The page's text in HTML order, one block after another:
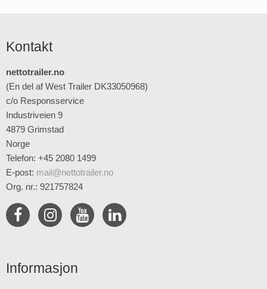
Kontakt
nettotrailer.no
(En del af West Trailer DK33050968)
c/o Responsservice
Industriveien 9
4879 Grimstad
Norge
Telefon: +45 2080 1499
E-post: mail@nettotrailer.no
Org. nr.: 921757824
Informasjon